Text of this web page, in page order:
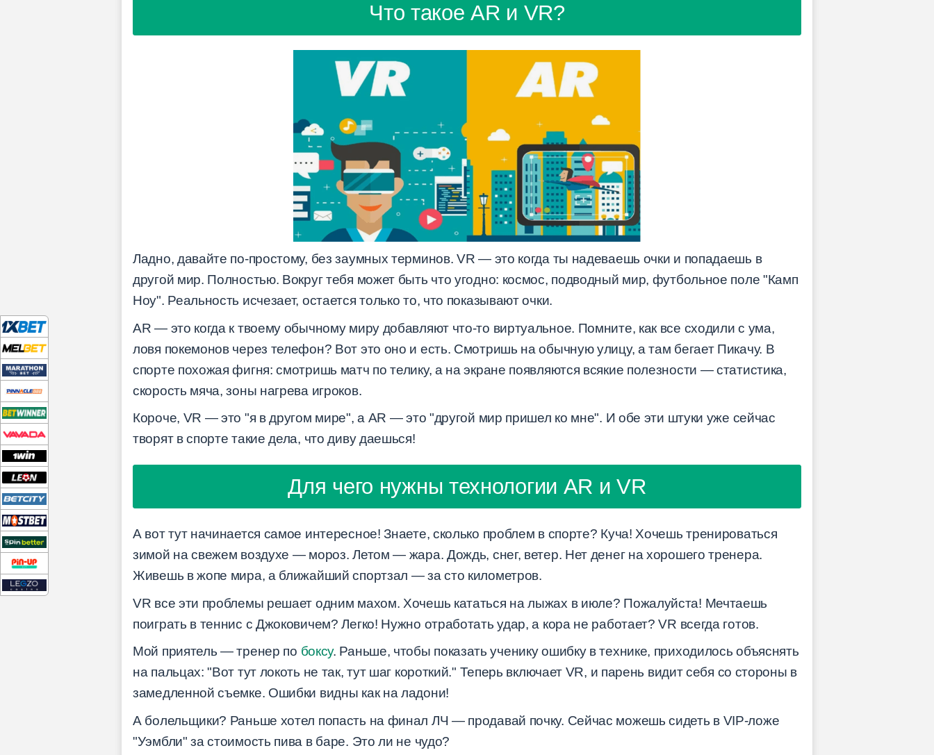
Что такое AR и VR?
Ладно, давайте по-простому, без заумных терминов. VR — это когда ты надеваешь очки и попадаешь в
другой мир. Полностью. Вокруг тебя может быть что угодно: космос, подводный мир, футбольное поле "Камп
Ноу". Реальность исчезает, остается только то, что показывают очки.
AR — это когда к твоему обычному миру добавляют что-то виртуальное. Помните, как все сходили с ума,
ловя покемонов через телефон? Вот это оно и есть. Смотришь на обычную улицу, а там бегает Пикачу. В
спорте похожая фигня: смотришь матч по телику, а на экране появляются всякие полезности — статистика,
скорость мяча, зоны нагрева игроков.
Короче, VR — это "я в другом мире", а AR — это "другой мир пришел ко мне". И обе эти штуки уже сейчас
творят в спорте такие дела, что диву даешься!
Для чего нужны технологии AR и VR
А вот тут начинается самое интересное! Знаете, сколько проблем в спорте? Куча! Хочешь тренироваться
зимой на свежем воздухе — мороз. Летом — жара. Дождь, снег, ветер. Нет денег на хорошего тренера.
Живешь в жопе мира, а ближайший спортзал — за сто километров.
VR все эти проблемы решает одним махом. Хочешь кататься на лыжах в июле? Пожалуйста! Мечтаешь
поиграть в теннис с Джоковичем? Легко! Нужно отработать удар, а кора не работает? VR всегда готов.
Мой приятель — тренер по боксу. Раньше, чтобы показать ученику ошибку в технике, приходилось объяснять
на пальцах: "Вот тут локоть не так, тут шаг короткий." Теперь включает VR, и парень видит себя со стороны в
замедленной съемке. Ошибки видны как на ладони!
А болельщики? Раньше хотел попасть на финал ЛЧ — продавай почку. Сейчас можешь сидеть в VIP-ложе
"Уэмбли" за стоимость пива в баре. Это ли не чудо?